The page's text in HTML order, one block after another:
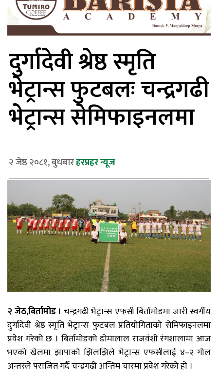
दुर्गादेवी श्रेष्ठ स्मृति
भेट्रान्स फुटबलः चन्द्रगढी
भेट्रान्स सेमिफाइनलमा
२ जेष्ठ २०८१, बुधबारहरप्रहर न्यूज
२ जेठ,बिर्तामोड । चन्द्रगढी भेट्रान्स एफसी बिर्तामोडमा जारी स्वर्गीय
दुर्गादेवी श्रेष्ठ स्मृति भेट्रान्स फुटबल प्रतियोगिताको सेमिफाइनलमा
प्रवेश गरेको छ । बिर्तामोडको डोमालाल राजवंशी रंगशालामा आज
भएको खेलमा झापाको झिलझिले भेट्रान्स एफसीलाई ४–२ गोल
अन्तरले पराजित गर्दै चन्द्रगढी अन्तिम चारमा प्रवेश गरेको हो ।